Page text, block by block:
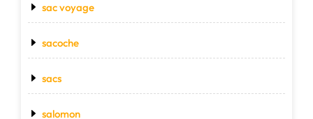
sac voyage
sacoche
sacs
salomon